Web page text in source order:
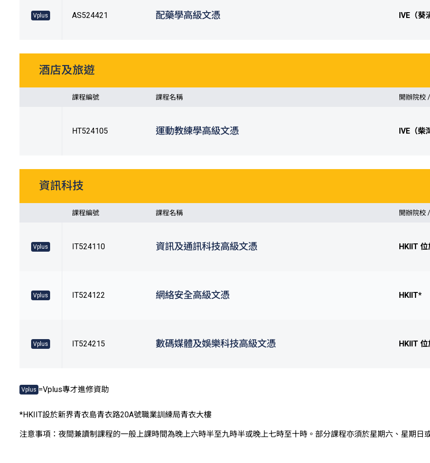
Vplus AS524421 配藥學高級文憑 IVE（葵
酒店及旅遊
課程編號 課程名稱 開辦院校
HT524105 運動教練學高級文憑 IVE（柴
資訊科技
課程編號 課程名稱 開辦院校
Vplus IT524110 資訊及通訊科技高級文憑 HKIIT 位
Vplus IT524122 網絡安全高級文憑 HKIIT*
Vplus IT524215 數碼媒體及娛樂科技高級文憑 HKIIT 位
Vplus =Vplus專才進修資助
*HKIIT設於新界青衣島青衣路20A號職業訓練局青衣大樓
注意事項：夜間兼讀制課程的一般上課時間為晚上六時半至九時半或晚上七時至十時。部分課程亦須於星期六、星期日